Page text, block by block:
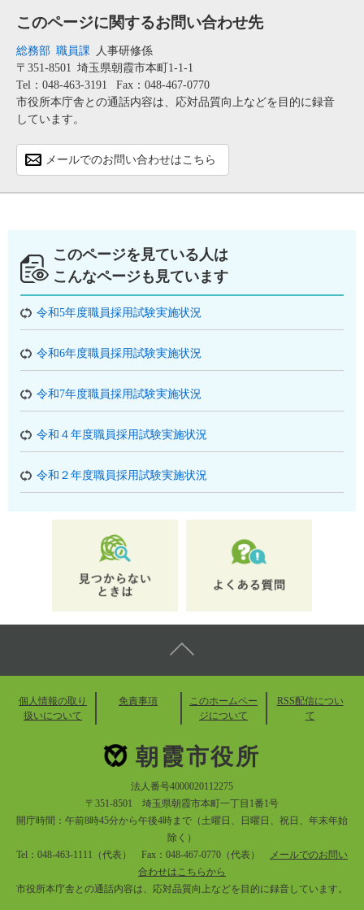
このページに関するお問い合わせ先
総務部 職員課 人事研修係
〒351-8501 埼玉県朝霞市本町1-1-1
Tel：048-463-3191
Fax：048-467-0770
市役所本庁舎との通話内容は、応対品質向上などを目的に録音
しています。
メールでのお問い合わせはこちら
このページを見ている人は
こんなページも見ています
令和5年度職員採用試験実施状況
令和6年度職員採用試験実施状況
令和7年度職員採用試験実施状況
令和４年度職員採用試験実施状況
令和２年度職員採用試験実施状況
個人情報の取り
扱いについて
免責事項
このホームペー
ジについて
RSS配信につい
て
朝霞市役所
法人番号4000020112275
〒351-8501 埼玉県朝霞市本町一丁目1番1号
開庁時間：午前8時45分から午後4時まで（土曜日、日曜日、祝日、年末年始
除く）
Tel：048-463-1111（代表） Fax：048-467-0770（代表）
メールでのお問い
合わせはこちらから
市役所本庁舎との通話内容は、応対品質向上などを目的に録音しています。